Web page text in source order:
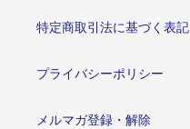
特定商取引法に基づく表記
プライバシーポリシー
メルマガ登録・解除